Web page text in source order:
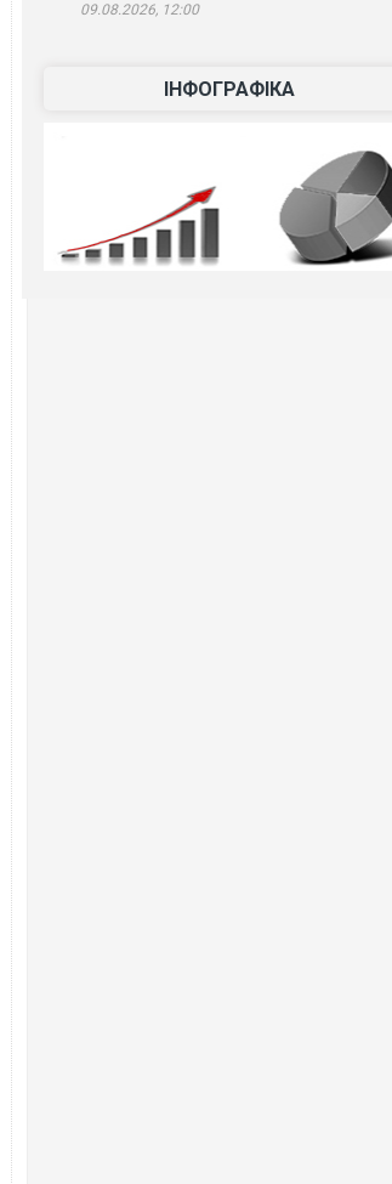
09.08.2026, 12:00
ІНФОГРАФІКА